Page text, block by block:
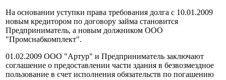
На основании уступки права требования долга с 10.01.2009
новым кредитором по договору займа становится
Предприниматель, а новым должником ООО
"Промснабкомплект".
01.02.2009 ООО "Артур" и Предприниматель заключают
соглашение о предоставлении части здания в безвозмездное
пользование в счет исполнения обязательств по погашению